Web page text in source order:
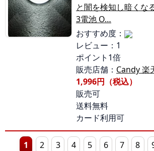
と闇を検知し暗くな
3電池 O…
おすすめ度：
レビュー：1
ポイント1倍
販売店舗： Candy 楽
1,996円（税込）
販売可
送料無料
カード利用可
1 2 3 4 5 6 7 8